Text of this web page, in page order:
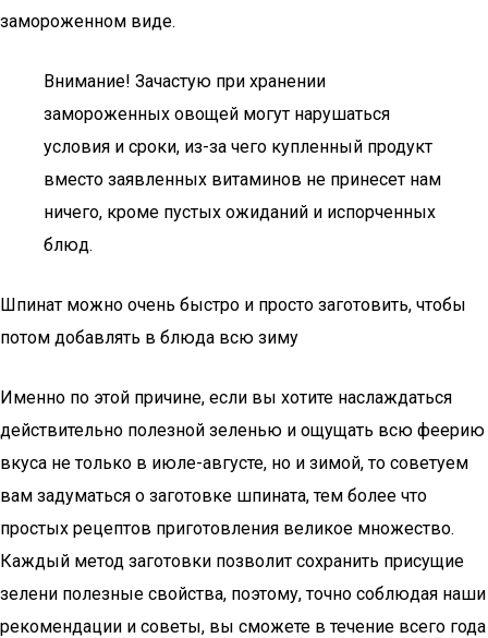
замороженном виде.
Внимание! Зачастую при хранении
замороженных овощей могут нарушаться
условия и сроки, из-за чего купленный продукт
вместо заявленных витаминов не принесет нам
ничего, кроме пустых ожиданий и испорченных
блюд.
Шпинат можно очень быстро и просто заготовить, чтобы
потом добавлять в блюда всю зиму
Именно по этой причине, если вы хотите наслаждаться
действительно полезной зеленью и ощущать всю феерию
вкуса не только в июле-августе, но и зимой, то советуем
вам задуматься о заготовке шпината, тем более что
простых рецептов приготовления великое множество.
Каждый метод заготовки позволит сохранить присущие
зелени полезные свойства, поэтому, точно соблюдая наши
рекомендации и советы, вы сможете в течение всего года